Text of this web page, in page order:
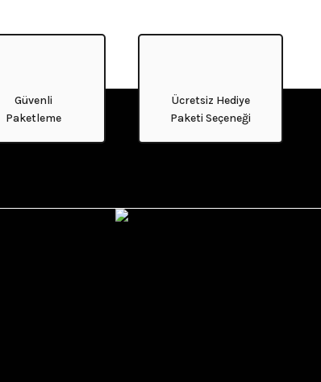
Güvenli
Paketleme
Ücretsiz Hediye
Paketi Seçeneği